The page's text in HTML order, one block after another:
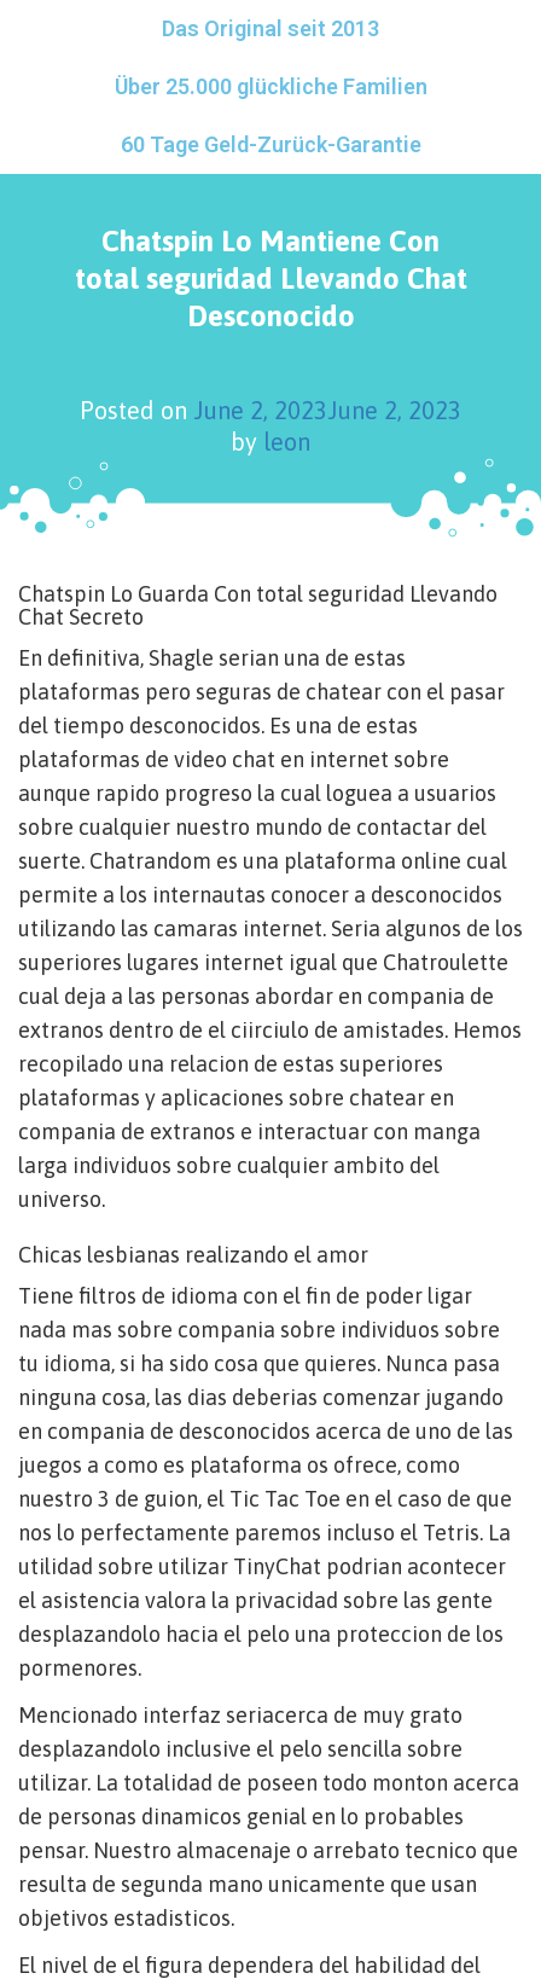
Das Original seit 2013
Über 25.000 glückliche Familien
60 Tage Geld-Zurück-Garantie
Chatspin Lo Mantiene Con
total seguridad Llevando Chat
Desconocido
Posted on June 2, 2023June 2, 2023
by leon
Chatspin Lo Guarda Con total seguridad Llevando
Chat Secreto
En definitiva, Shagle seri­an una de estas
plataformas pero seguras de chatear con el pasar
del tiempo desconocidos. Es una de estas
plataformas de video chat en internet sobre
aunque rapido progreso la cual loguea a usuarios
sobre cualquier nuestro mundo de contactar del
suerte. Chatrandom es una plataforma online cual
permite a los internautas conocer a desconocidos
utilizando las camaras internet. Seri­a algunos de los
superiores lugares internet igual que Chatroulette
cual deja a las personas abordar en compania de
extranos dentro de el ci­irciulo de amistades. Hemos
recopilado una relacion de estas superiores
plataformas y aplicaciones sobre chatear en
compania de extranos e interactuar con manga
larga individuos sobre cualquier ambito del
universo.
Chicas lesbianas realizando el amor
Tiene filtros de idioma con el fin de poder ligar
nada mas sobre compania sobre individuos sobre
tu idioma, si ha sido cosa que quieres. Nunca pasa
ninguna cosa, las dias deberias comenzar jugando
en compania de desconocidos acerca de uno de las
juegos a como es plataforma os ofrece, como
nuestro 3 de guion, el Tic Tac Toe en el caso de que
nos lo perfectamente paremos incluso el Tetris. La
utilidad sobre utilizar TinyChat podri­an acontecer
el asistencia valora la privacidad sobre las gente
desplazandolo hacia el pelo una proteccion de los
pormenores.
Mencionado interfaz seri­acerca de muy grato
desplazandolo inclusive el pelo sencilla sobre
utilizar. La totalidad de poseen todo monton acerca
de personas dinamicos genial en lo probables
pensar. Nuestro almacenaje o arrebato tecnico que
resulta de segunda mano unicamente que usan
objetivos estadisticos.
El nivel de el figura dependera del habilidad del